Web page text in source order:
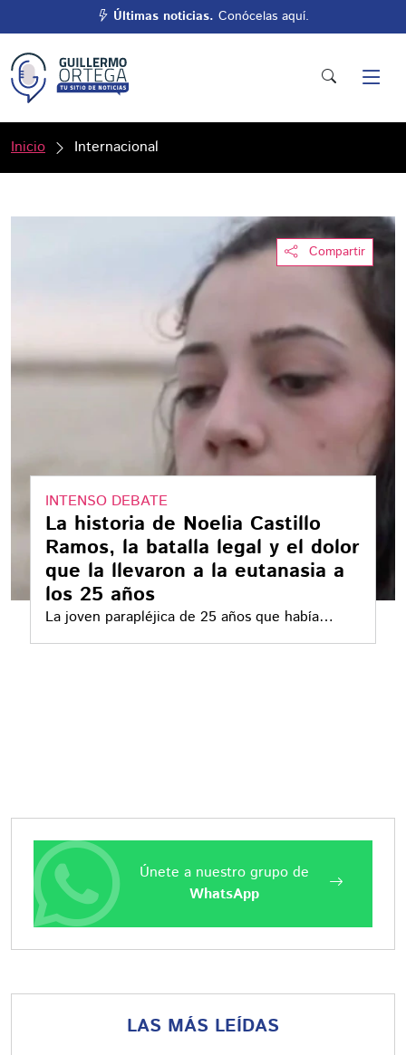
Últimas noticias. Conócelas aquí.
Inicio Internacional
Compartir
INTENSO DEBATE
La historia de Noelia Castillo
Ramos, la batalla legal y el dolor
que la llevaron a la eutanasia a
los 25 años
La joven parapléjica de 25 años que había
pedido la eutanasia, murió este jueves después
Únete a nuestro grupo de
WhatsApp
LAS MÁS LEÍDAS